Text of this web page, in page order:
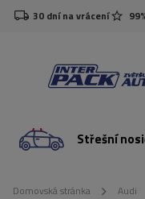
30 dní na vrácení
Střešní
Domovská stránka Audi